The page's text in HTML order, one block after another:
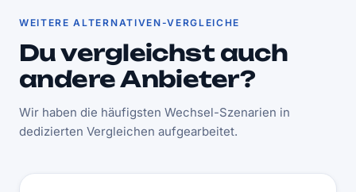
WEITERE ALTERNATIVEN-VERGLEICHE
Du vergleichst auch
andere Anbieter?
Wir haben die häufigsten Wechsel-Szenarien in
dedizierten Vergleichen aufgearbeitet.